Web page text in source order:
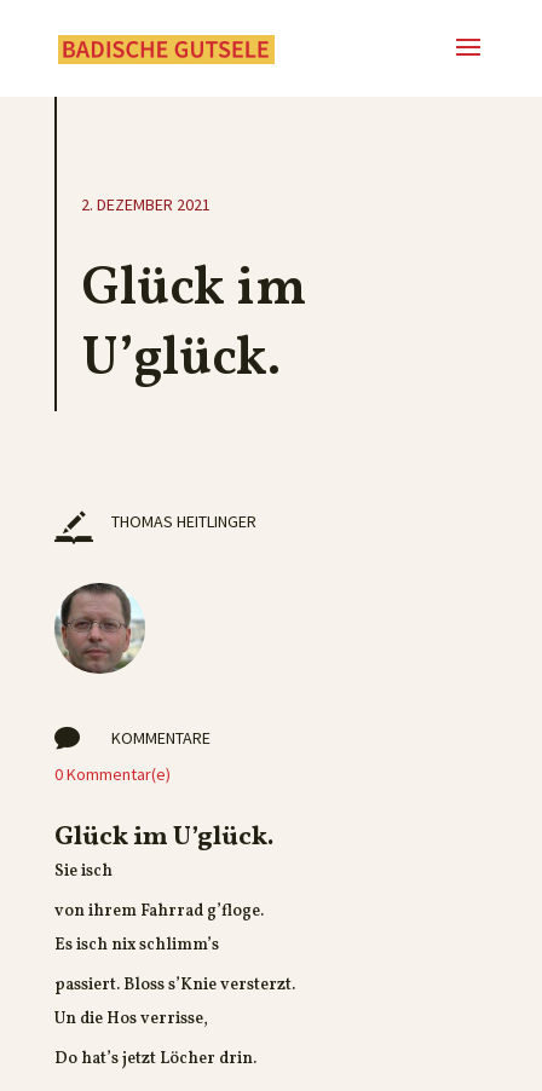
2. DEZEMBER 2021
Glück im
U’glück.
THOMAS HEITLINGER

KOMMENTARE
0 Kommentar(e)
Glück im U’glück.
Sie isch
von ihrem Fahrrad g’floge.
Es isch nix schlimm’s
passiert. Bloss s’Knie versterzt.
Un die Hos verrisse,
Do hat’s jetzt Löcher drin.